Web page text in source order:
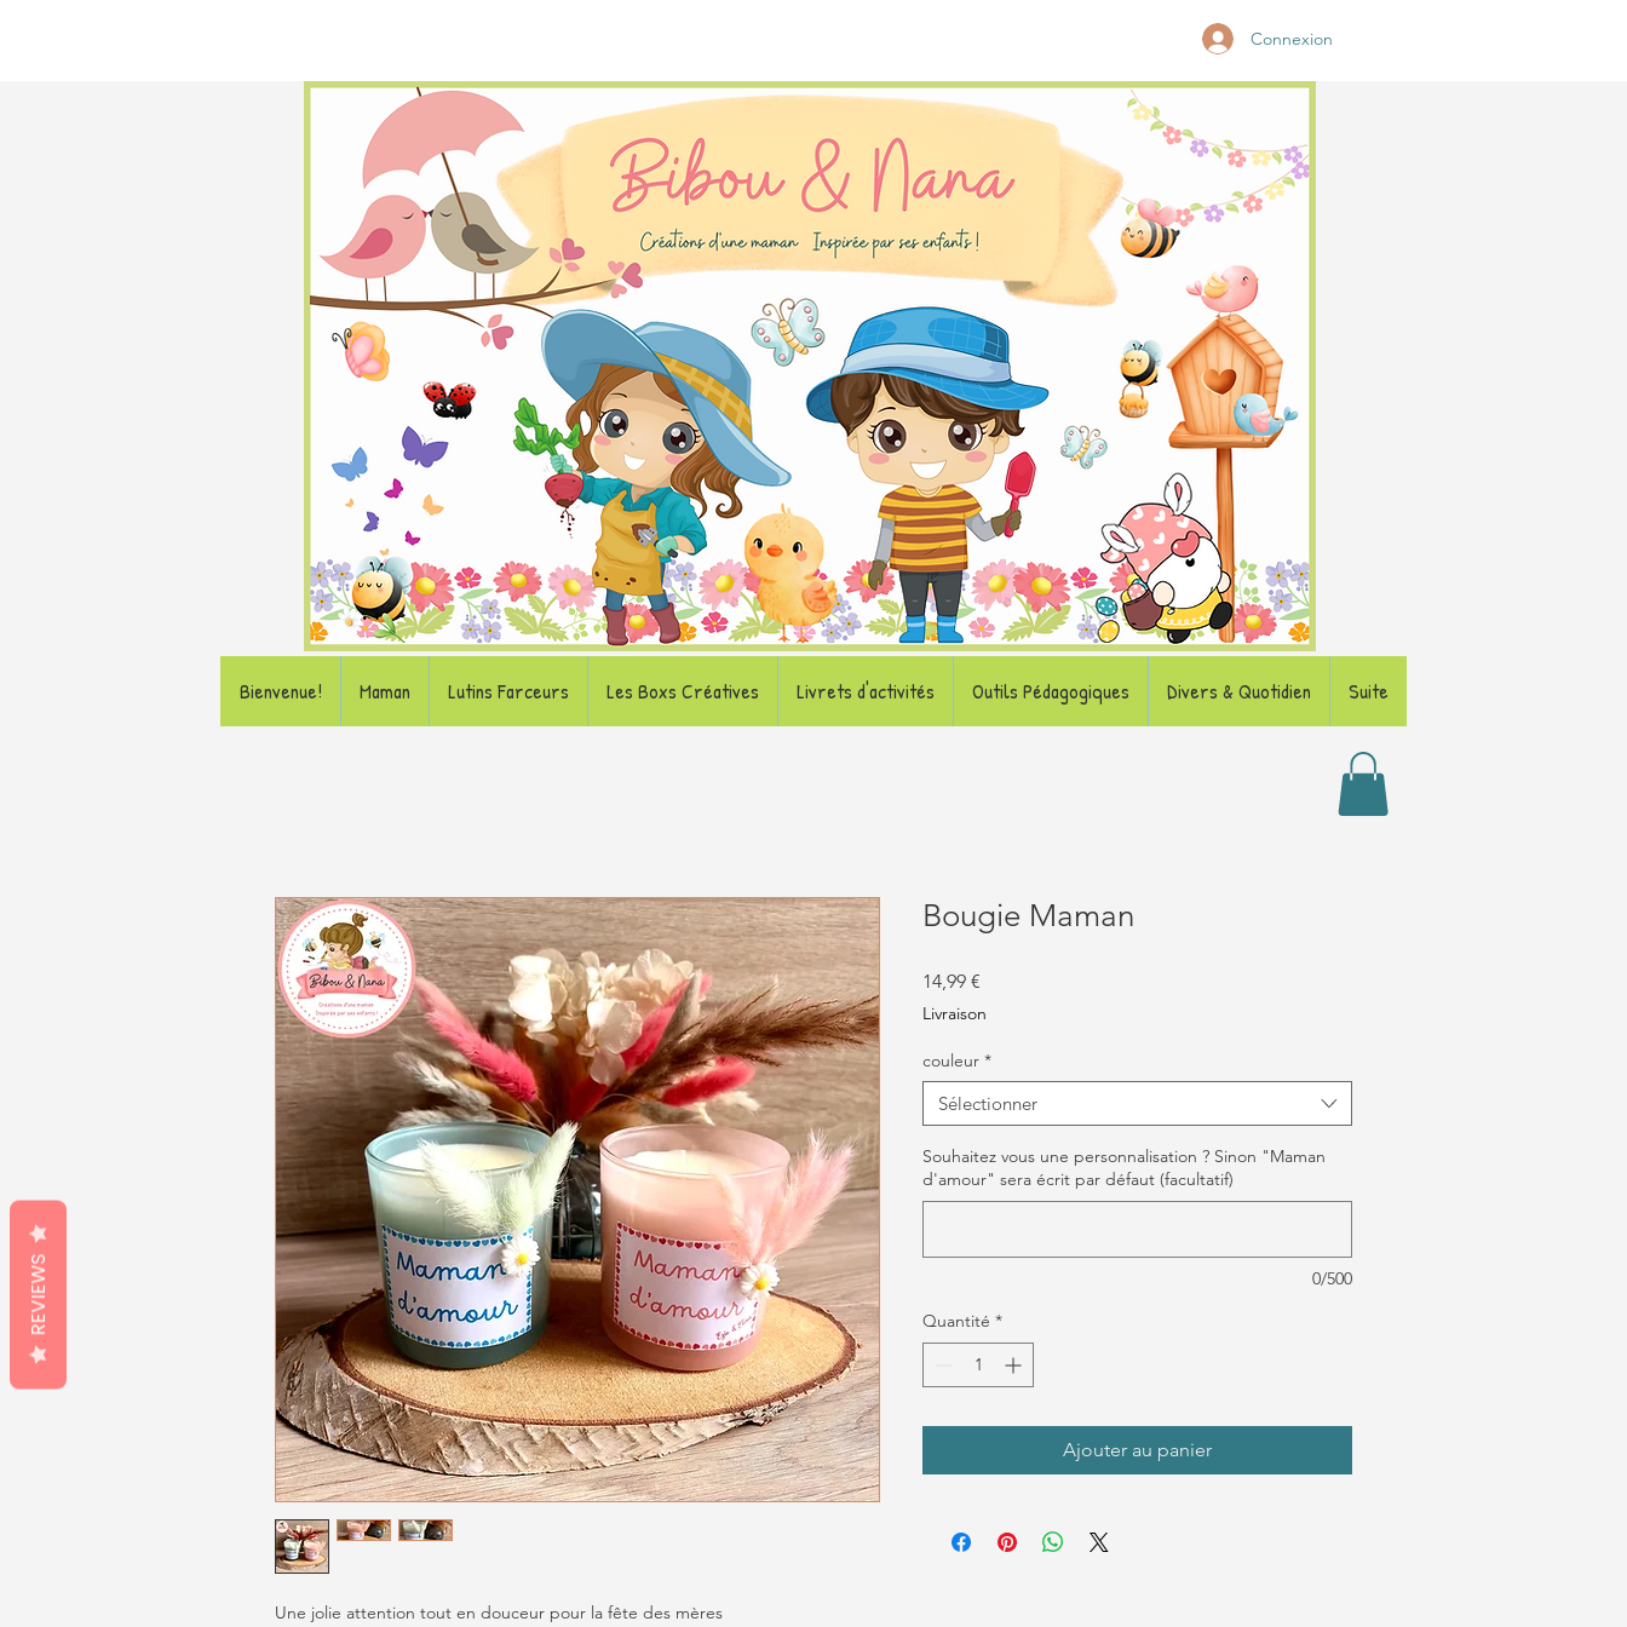
Connexion
Bienvenue! Maman Lutins Farceurs Les Boxs Créatives Livrets d'activités Outils Pédagogiques Divers & Quotidien Suite
Une jolie attention tout en douceur pour la fête des mères
Bougie Maman
14,99 €
Livraison
couleur *
Sélectionner
Souhaitez vous une personnalisation ? Sinon "Maman
d'amour" sera écrit par défaut (facultatif)
0/500
Quantité *
Ajouter au panier
REVIEWS